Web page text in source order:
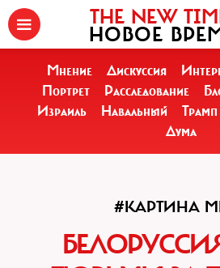
THE NEW
НОВОЕ
Мнение Дискуссия
Портрет
Расследование
Израиль
Навальный Трамп
Дума
#КАРТИНА